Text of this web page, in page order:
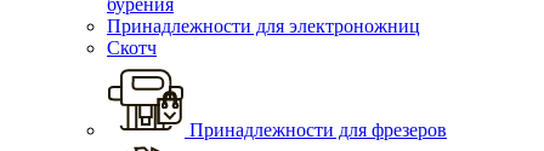
бурения
Принадлежности для электроножниц
Скотч
Принадлежности для фрезеров